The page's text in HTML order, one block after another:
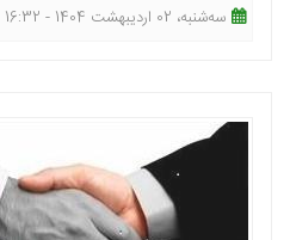
ﺳﻪشنبه، 02 اردیبهشت 1404 - 16:32